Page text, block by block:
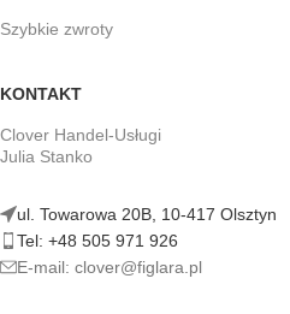
Szybkie zwroty
KONTAKT
Clover Handel-Usługi
Julia Stanko
ul. Towarowa 20B, 10-417 Olsztyn
Tel: +48 505 971 926
E-mail: clover@figlara.pl